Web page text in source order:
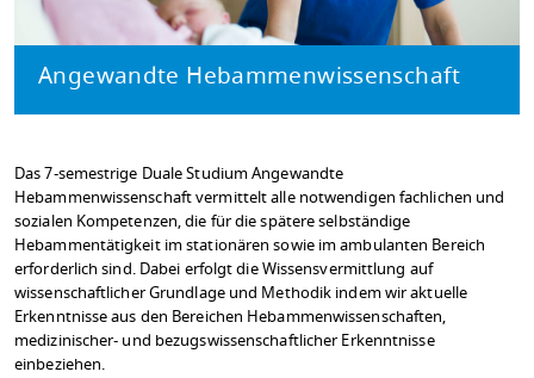
Angewandte Hebammenwissenschaft
Das 7-semestrige Duale Studium Angewandte
Hebammenwissenschaft vermittelt alle notwendigen fachlichen und
sozialen Kompetenzen, die für die spätere selbständige
Hebammentätigkeit im stationären sowie im ambulanten Bereich
erforderlich sind. Dabei erfolgt die Wissensvermittlung auf
wissenschaftlicher Grundlage und Methodik indem wir aktuelle
Erkenntnisse aus den Bereichen Hebammenwissenschaften,
medizinischer- und bezugswissenschaftlicher Erkenntnisse
einbeziehen.